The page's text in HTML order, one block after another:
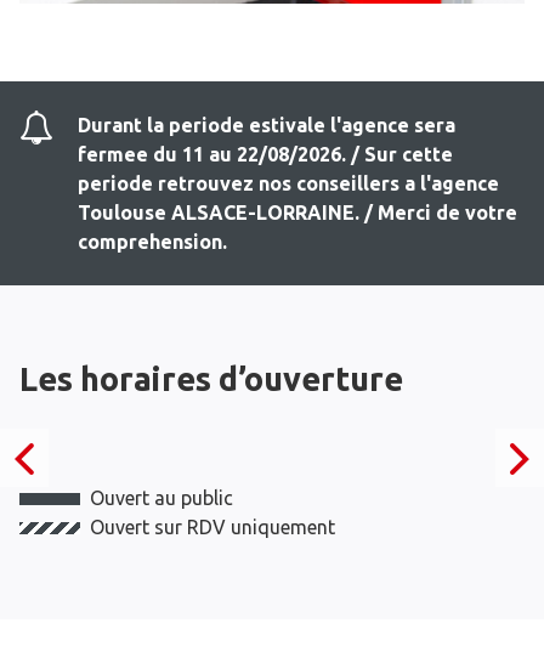
Durant la periode estivale l'agence sera
fermee du 11 au 22/08/2026. / Sur cette
periode retrouvez nos conseillers a l'agence
Toulouse ALSACE-LORRAINE. / Merci de votre
comprehension.
Les horaires d’ouverture
Ouvert au public
Ouvert sur RDV uniquement